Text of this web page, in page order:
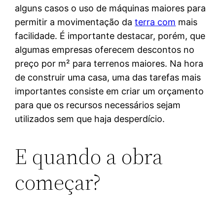
alguns casos o uso de máquinas maiores para
permitir a movimentação daterra com mais
facilidade. É importante destacar, porém, que
algumas empresas oferecem descontos no
preço por m² para terrenos maiores. Na hora
de construir uma casa, uma das tarefas mais
importantes consiste em criar um orçamento
para que os recursos necessários sejam
utilizados sem que haja desperdício.
E quando a obra
começar?